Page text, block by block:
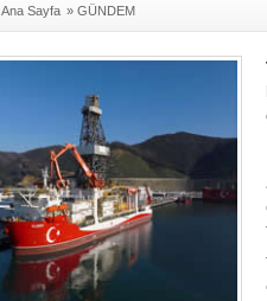
Ana Sayfa » GÜNDEM